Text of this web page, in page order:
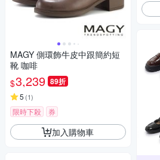
MAGY 側環飾牛皮中跟簡約短
靴 咖啡
$3,239 89折
5 (1)
限時下殺 券
加入購物車